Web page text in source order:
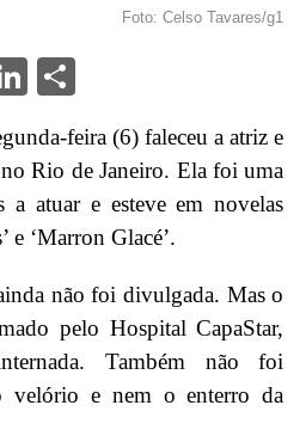
Foto: Celso Tavares/g1
LinkedIn
Share
feira (6) faleceu a atriz e
Rio de Janeiro. Ela foi uma
a atuar e esteve em novelas
e ‘Marron Glacé’.
não foi divulgada. Mas o
pelo Hospital CapaStar,
Também não foi
velório e nem o enterro da